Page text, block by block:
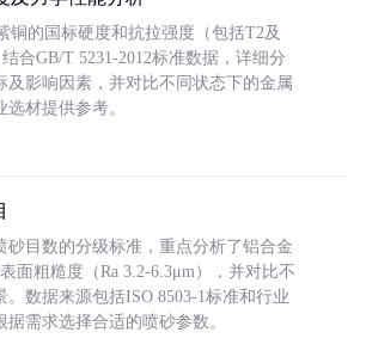
铜的国标硬度和抗拉强度（包括T2及
合GB/T 5231-2012标准数据，详细分
及影响因素，并对比不同状态下的金属
材提供参考。
砂目数的分级标准，重点分析了铝合金
面粗糙度（Ra 3.2-6.3μm），并对比不
。数据来源包括ISO 8503-1标准和行业
据需求选择合适的喷砂参数。